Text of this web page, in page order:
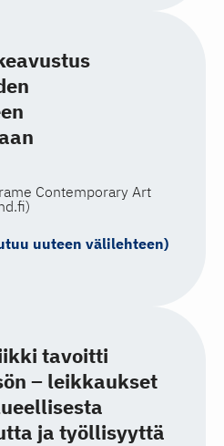
Contemporary Art
uuteen välilehteen)
tavoitti
– leikkaukset
ja työllisyyttä